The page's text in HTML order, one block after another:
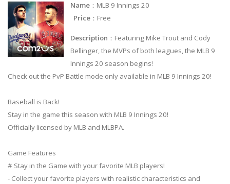
Name ：MLB 9 Innings 20
Price ：Free
Description ：Featuring Mike Trout and Cody
Bellinger, the MVPs of both leagues, the MLB 9
Innings 20 season begins!
Check out the PvP Battle mode only available in MLB 9 Innings 20!
Baseball is Back!
Stay in the game this season with MLB 9 Innings 20!
Officially licensed by MLB and MLBPA.
Game Features
# Stay in the Game with your favorite MLB players!
- Collect your favorite players with realistic characteristics and